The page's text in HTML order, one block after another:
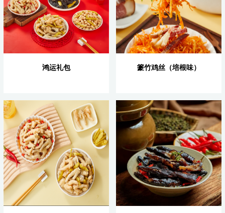
鸿运礼包 籇竹鸡丝（培根味）